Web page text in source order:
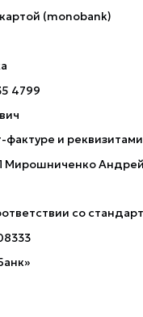
(monobank)
4799
фактуре и реквизитами
Мирошниченко
со